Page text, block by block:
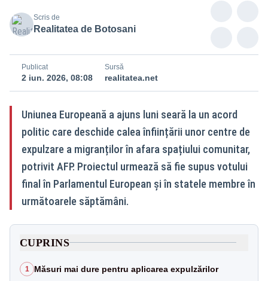
Scris de
Realitatea de Botosani
Publicat
2 iun. 2026, 08:08
Sursă
realitatea.net
Uniunea Europeană a ajuns luni seară la un acord
politic care deschide calea înființării unor centre de
expulzare a migranților în afara spațiului comunitar,
potrivit AFP. Proiectul urmează să fie supus votului
final în Parlamentul European și în statele membre în
următoarele săptămâni.
CUPRINS
1 Măsuri mai dure pentru aplicarea expulzărilor